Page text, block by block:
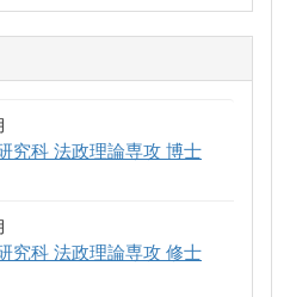
究科 法政理論専攻 博士
究科 法政理論専攻 修士